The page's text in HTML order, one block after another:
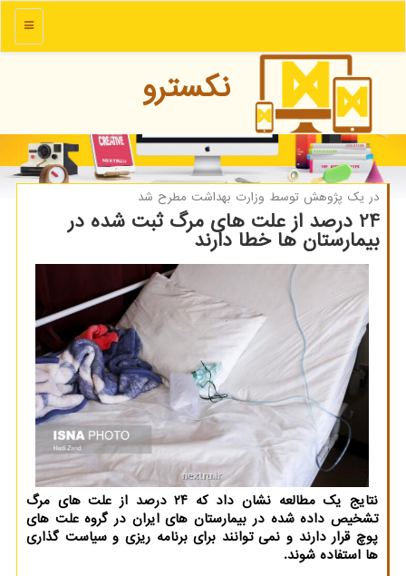
منو
نكسترو
در یك پژوهش توسط وزارت بهداشت مطرح شد
24 درصد از علت های مرگ ثبت شده در
بیمارستان ها خطا دارند
نتایج یك مطالعه نشان داد كه ۲۴ درصد از علت های مرگ
تشخیص داده شده در بیمارستان های ایران در گروه علت های
پوچ قرار دارند و نمی توانند برای برنامه ریزی و سیاست گذاری
ها استفاده شوند.